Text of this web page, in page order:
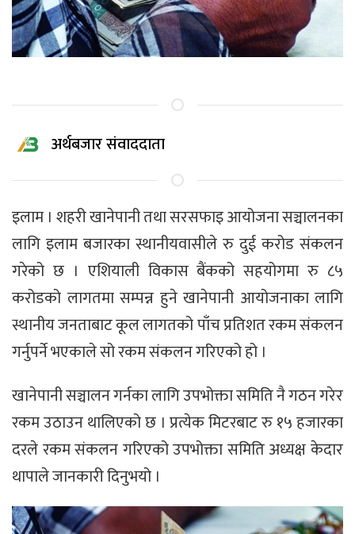
अर्थबजार संवाददाता
इलाम । शहरी खानेपानी तथा सरसफाइ आयोजना सञ्चालनका
लागि इलाम बजारका स्थानीयवासीले रु दुई करोड संकलन
गरेको छ । एशियाली विकास बैंकको सहयोगमा रु ८५
करोडको लागतमा सम्पन्न हुने खानेपानी आयोजनाका लागि
स्थानीय जनताबाट कूल लागतको पाँच प्रतिशत रकम संकलन
गर्नुपर्ने भएकाले सो रकम संकलन गरिएको हो ।
खानेपानी सञ्चालन गर्नका लागि उपभोक्ता समिति नै गठन गरेर
रकम उठाउन थालिएको छ । प्रत्येक मिटरबाट रु १५ हजारका
दरले रकम संकलन गरिएको उपभोक्ता समिति अध्यक्ष केदार
थापाले जानकारी दिनुभयो ।